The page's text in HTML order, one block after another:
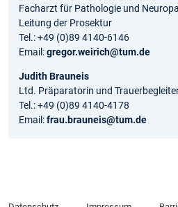
Facharzt für Pathologie und
Leitung der Prosektur
Tel.: +49 (0)89 4140-6146
Email:gregor.weirich@tum.de
Judith Brauneis
Ltd. Präparatorin und
Tel.: +49 (0)89 4140-4178
Email:frau.brauneis@tum.de